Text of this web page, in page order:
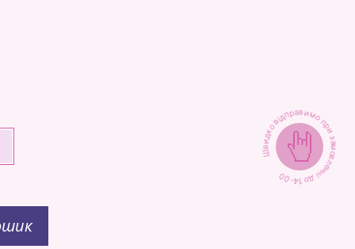
Швидко відправимо при замовленні до 14-00